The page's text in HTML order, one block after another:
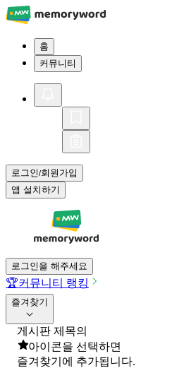
홈
커뮤니티
로그인/회원가입
앱 설치하기
로그인을 해주세요
🏆커뮤니티 랭킹
즐겨찾기
게시판 제목의
아이콘을 선택하면
즐겨찾기에 추가됩니다.